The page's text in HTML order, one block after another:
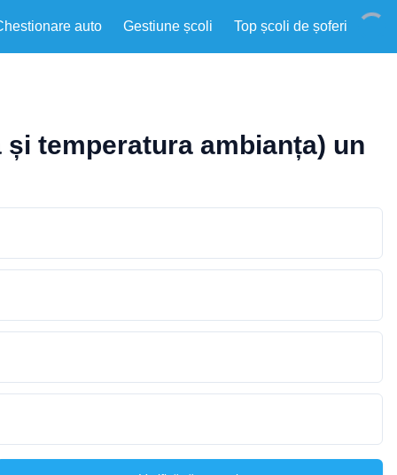
auto Gestiune școli Top școli de șoferi
temperatura ambianța) un